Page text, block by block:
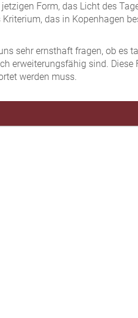
Form, das Licht des
das in Kopenhagen
sehr ernsthaft fragen, ob es
erweiterungsfähig sind.
werden muss.